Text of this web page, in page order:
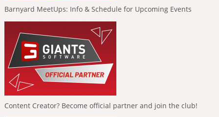
Barnyard MeetUps: Info & Schedule for Upcoming Events
Content Creator? Become official partner and join the club!